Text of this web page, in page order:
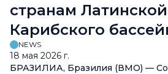
странам
Карибского
NEWS
18 мая 2026 г.
БРАЗИЛИА, Бразилия (ВМО) —